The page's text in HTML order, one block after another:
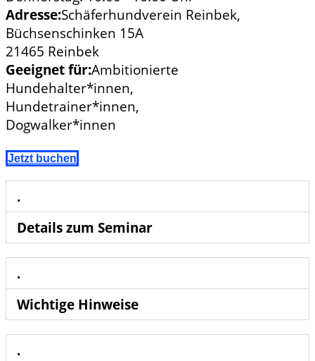
Adresse:Schäferhundverein Reinbek,
Büchsenschinken 15A
21465 Reinbek
Geeignet für:Ambitionierte
Hundehalter*innen,
Hundetrainer*innen,
Dogwalker*innen
Jetzt buchen
.
Details zum Seminar
.
Wichtige Hinweise
.